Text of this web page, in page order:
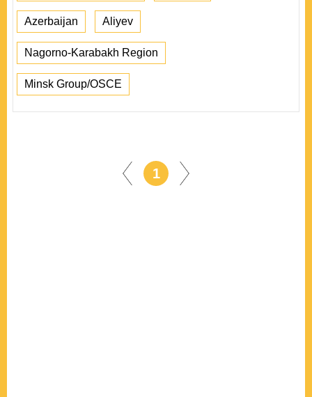
Azerbaijan Aliyev
Nagorno-Karabakh Region
Minsk Group/OSCE
1